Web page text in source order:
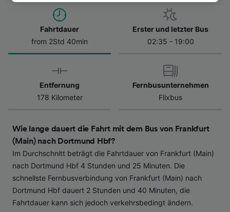
Fahrtdauer
from 2Std 40min
Erster und letzter Bus
02:35 - 19:00
Entfernung
178 Kilometer
Fernbusunternehmen
Flixbus
Wie lange dauert die Fahrt mit dem Bus von Frankfurt
(Main) nach Dortmund Hbf?
Im Durchschnitt beträgt die Fahrtdauer von Frankfurt (Main)
nach Dortmund Hbf 4 Stunden und 25 Minuten. Die
schnellste Fernbusverbindung von Frankfurt (Main) nach
Dortmund Hbf dauert 2 Stunden und 40 Minuten, die
Fahrtdauer kann sich jedoch verkehrsbedingt ändern.
besuchen Sie jederzeit die Seite der
Datenschutzrichtlinie. Diese Präferenzen
werden unseren Partnern signalisiert und
haben keinen Einfluss auf Surfdaten. Ihre
Daten werden nicht für Tracking-Zwecke
verwendet, wenn Sie uns gebeten haben, Ihr
Surfverhalten nicht zu verfolgen.
Wir und unsere Partner verarbeiten Daten, um
Verwendung genauer Standortdaten.
Endgeräteeigenschaften zur Identifikation
aktiv abfragen. Speichern von oder Zugriff auf
Informationen auf einem Endgerät.
Personalisierte Werbung und Inhalte, Messung
von Werbeleistung und der Performance von
Inhalten, Zielgruppenforschung sowie
Entwicklung und Verbesserung von
Angeboten.